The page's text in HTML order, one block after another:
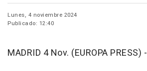
Lunes, 4 noviembre 2024
Publicado: 12:40
MADRID 4 Nov. (EUROPA PRESS) -